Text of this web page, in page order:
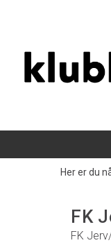
Her er du
FK
FK